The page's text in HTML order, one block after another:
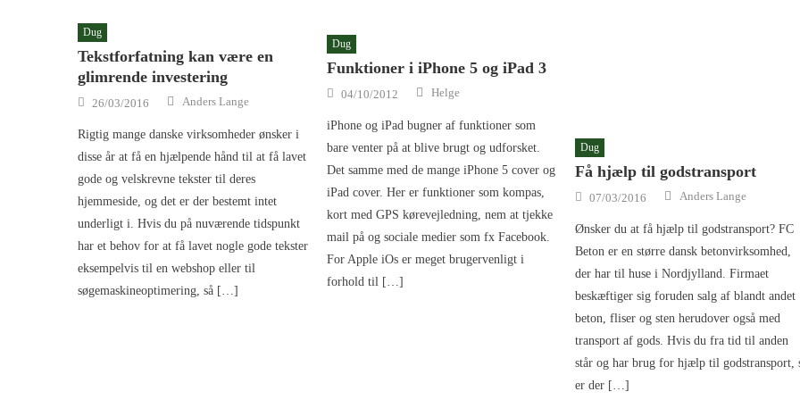
Dug
Tekstforfatning kan være en
glimrende investering
Posted on
26/03/2016 Author
Anders Lange
Rigtig mange danske virksomheder ønsker i
disse år at få en hjælpende hånd til at få lavet
gode og velskrevne tekster til deres
hjemmeside, og det er der bestemt intet
underligt i. Hvis du på nuværende tidspunkt
har et behov for at få lavet nogle gode tekster
eksempelvis til en webshop eller til
søgemaskineoptimering, så […]
Dug
Funktioner i iPhone 5 og iPad 3
Posted on
04/10/2012 Author
Helge
iPhone og iPad bugner af funktioner som
bare venter på at blive brugt og udforsket.
Det samme med de mange iPhone 5 cover og
iPad cover. Her er funktioner som kompas,
kort med GPS kørevejledning, nem at tjekke
mail på og sociale medier som fx Facebook.
For Apple iOs er meget brugervenligt i
forhold til […]
Dug
Få hjælp til godstransport
Posted on
07/03/2016 Author
Anders Lange
Ønsker du at få hjælp til godstransport? FC
Beton er en større dansk betonvirksomhed,
der har til huse i Nordjylland. Firmaet
beskæftiger sig foruden salg af blandt andet
beton, fliser og sten herudover også med
transport af gods. Hvis du fra tid til anden
står og har brug for hjælp til godstransport,
er der […]